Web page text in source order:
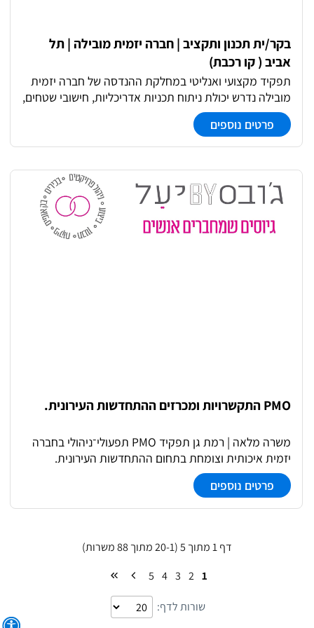
בקר/ית תכנון ותקציב | חברה יזמית מובילה | תל
אביב ( קו רכבת)
תפקיד מקצועי ואנליטי במחלקת ההנדסה של חברה יזמית
מובילה נדרש יכולת ניתוח תכניות אדריכליות, חישובי שטחים,
בקרה על תכניות מכר והפקת נתונים תכנוניים ותקציביים
לפרויקטי מגורים והתחדשות עירונית. תפקיד שקט ומעמיק,
עם הרבה אחריות, עבודה מדויקת מול אקסלים וטבלאות,
לצורך בניית אומדני עלויות הקמה ותמחור פרויקטים.
פרטים נוספים
PMO התקשרויות ומכרזים ההתחדשות העירונית.
משרה מלאה | רמת גן תפקיד PMO תפעולי־ניהולי בחברה
יזמית איכותית וצומחת בתחום ההתחדשות העירונית.
הזדמנות להיכנס לעומק העשייה היזמית, לעבוד במטה
החברה וללוות פרויקטים מורכבים משלב המכרזים דרך ניהול
תהליכים, בקרה והתקשרויות. התפקיד כולל עבודה שוטפת
מעקב אחר לוחות זמנים והנעת תהליכים מקצה לקצה.
סביבת עבודה צעירה, אנרגטית, עם סטנדרט מקצועי גבוה
פרטים נוספים
דף 1 מתוך 5 (20-1 מתוך 88 משרות)
1
2
3
4
5
שורות לדף: